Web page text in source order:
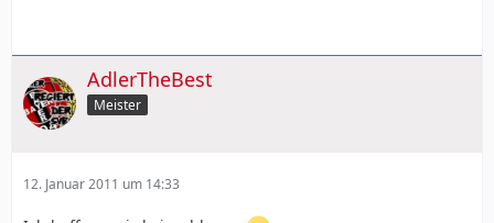
AdlerTheBest
Meister
12. Januar 2011 um 14:33